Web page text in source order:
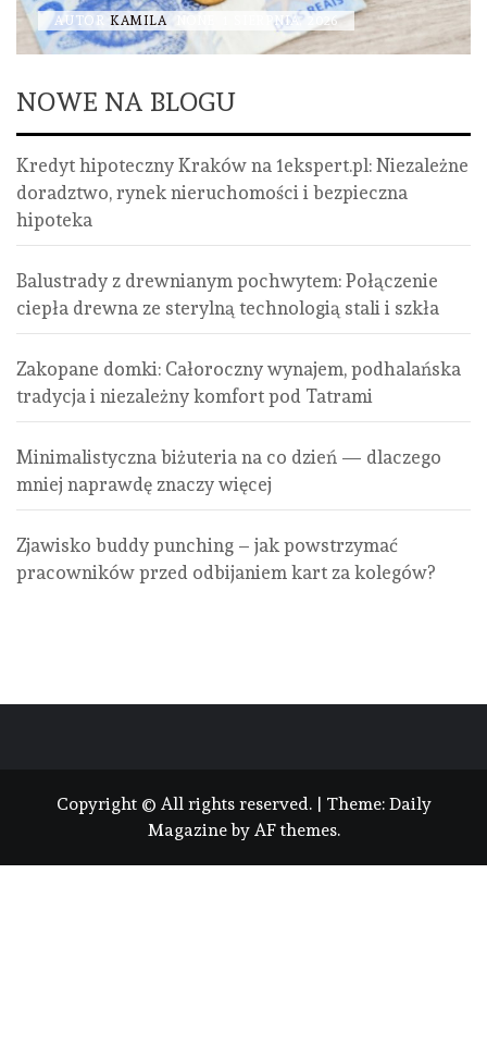
AUTOR KAMILA 12 LIPCA, 2026
NOWE NA BLOGU
Kredyt hipoteczny Kraków na 1ekspert.pl: Niezależne
doradztwo, rynek nieruchomości i bezpieczna
hipoteka
Balustrady z drewnianym pochwytem: Połączenie
ciepła drewna ze sterylną technologią stali i szkła
Zakopane domki: Całoroczny wynajem, podhalańska
tradycja i niezależny komfort pod Tatrami
Minimalistyczna biżuteria na co dzień — dlaczego
mniej naprawdę znaczy więcej
Zjawisko buddy punching – jak powstrzymać
pracowników przed odbijaniem kart za kolegów?
Copyright © All rights reserved. | Theme: Daily
Magazineby AF themes.